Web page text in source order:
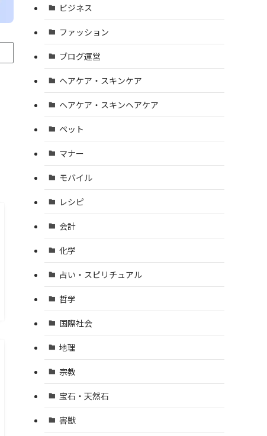
ビジネス
ファッション
ブログ運営
ヘアケア・スキンケア
ヘアケア・スキンヘアケア
ペット
マナー
モバイル
レシピ
会計
化学
占い・スピリチュアル
哲学
国際社会
地理
宗教
宝石・天然石
害獣